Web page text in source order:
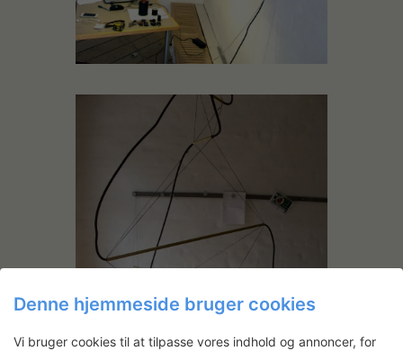
Denne hjemmeside bruger cookies
Vi bruger cookies til at tilpasse vores indhold og annoncer, for